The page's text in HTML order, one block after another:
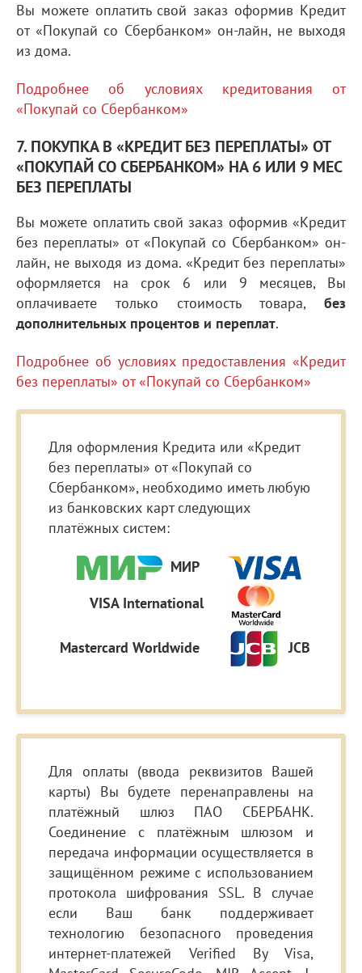
Вы можете оплатить свой заказ оформив Кредит
от «Покупай со Сбербанком» он-лайн, не выходя
из дома.
Подробнее об условиях кредитования от
«Покупай со Сбербанком»
7. ПОКУПКА В «КРЕДИТ БЕЗ ПЕРЕПЛАТЫ» ОТ
«ПОКУПАЙ СО СБЕРБАНКОМ» НА 6 ИЛИ 9 МЕС
БЕЗ ПЕРЕПЛАТЫ
Вы можете оплатить свой заказ оформив «Кредит
без переплаты» от «Покупай со Сбербанком» он-
лайн, не выходя из дома. «Кредит без переплаты»
оформляется на срок 6 или 9 месяцев, Вы
оплачиваете только стоимость товара, без
дополнительных процентов и переплат.
Подробнее об условиях предоставления «Кредит
без переплаты» от «Покупай со Сбербанком»
Для оформления Кредита или «Кредит
без переплаты» от «Покупай со
Сбербанком», необходимо иметь любую
из банковских карт следующих
платёжных систем:
МИР
VISA International
Mastercard Worldwide JCB
Для оплаты (ввода реквизитов Вашей
карты) Вы будете перенаправлены на
платёжный шлюз ПАО СБЕРБАНК.
Соединение с платёжным шлюзом и
передача информации осуществляется в
защищённом режиме с использованием
протокола шифрования SSL. В случае
если Ваш банк поддерживает
технологию безопасного проведения
интернет-платежей Verified By Visa,